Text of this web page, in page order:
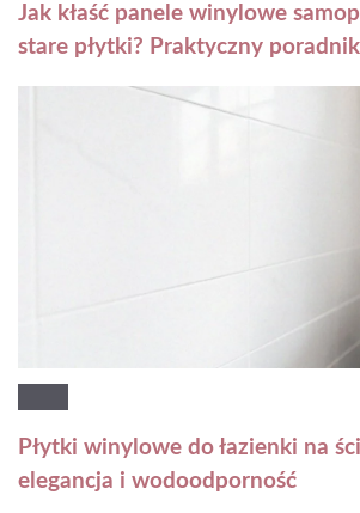
Jak kłaść panele winylowe
stare płytki? Praktyczny poradnik
Płytki winylowe do łazienki na
elegancja i wodoodporność